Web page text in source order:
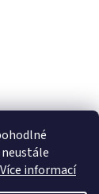
Více informací